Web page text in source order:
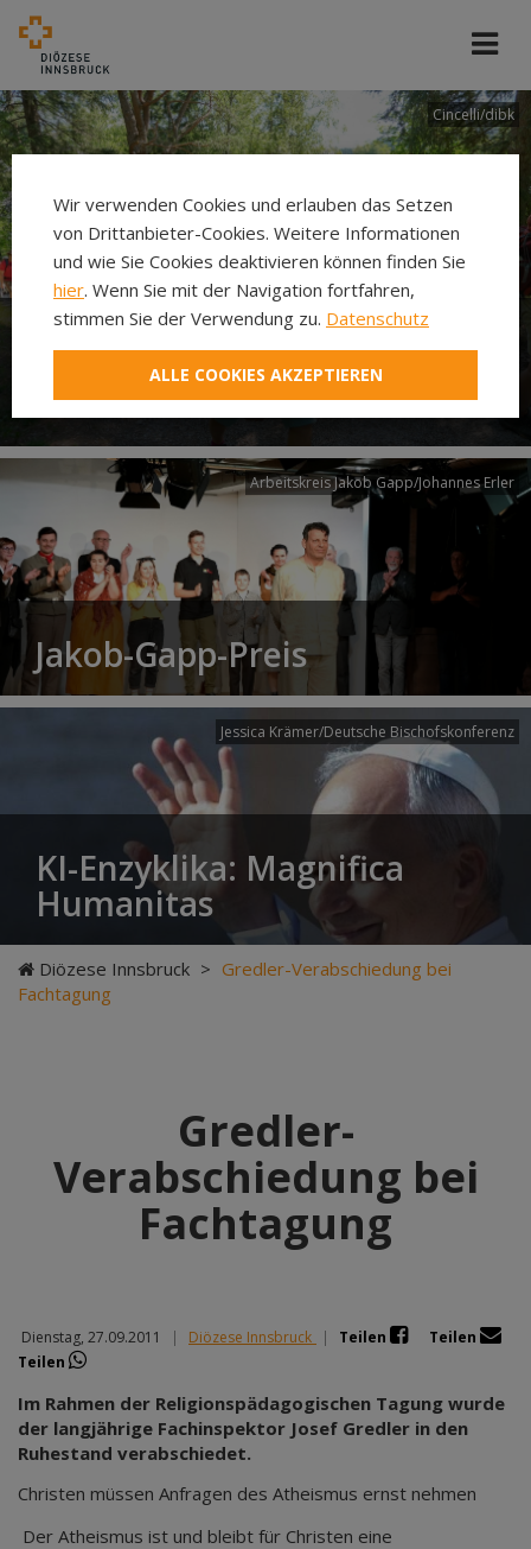
Cincelli/dibk
Neuer Pilgerweg Via
Laudato si’
Arbeitskreis Jakob Gapp/Johannes Erler
Jakob-Gapp-Preis
Jessica Krämer/Deutsche Bischofskonferenz
KI-Enzyklika: Magnifica
Humanitas
Diözese Innsbruck > Gredler-Verabschiedung bei
Fachtagung
Gredler-
Verabschiedung bei
Fachtagung
Dienstag, 27.09.2011 | Diözese Innsbruck | Teilen
Teilen
Teilen
Im Rahmen der Religionspädagogischen Tagung wurde
der langjährige Fachinspektor Josef Gredler in den
Ruhestand verabschiedet.
Christen müssen Anfragen des Atheismus ernst nehmen
Der Atheismus ist und bleibt für Christen eine
Wir verwenden Cookies und erlauben das Setzen
von Drittanbieter-Cookies. Weitere Informationen
und wie Sie Cookies deaktivieren können finden Sie
hier. Wenn Sie mit der Navigation fortfahren,
stimmen Sie der Verwendung zu. Datenschutz
ALLE COOKIES AKZEPTIEREN